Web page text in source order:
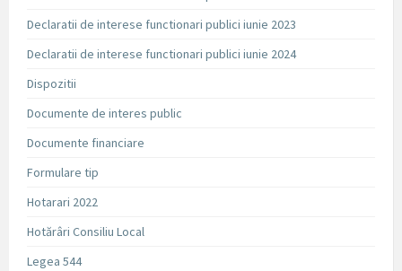
Declaratii de interese functionari publici iunie 2023
Declaratii de interese functionari publici iunie 2024
Dispozitii
Documente de interes public
Documente financiare
Formulare tip
Hotarari 2022
Hotărâri Consiliu Local
Legea 544